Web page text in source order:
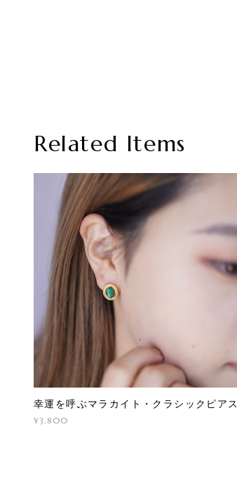
Related Items
幸運を呼ぶマラカイト・クラシックピアス
¥3,800